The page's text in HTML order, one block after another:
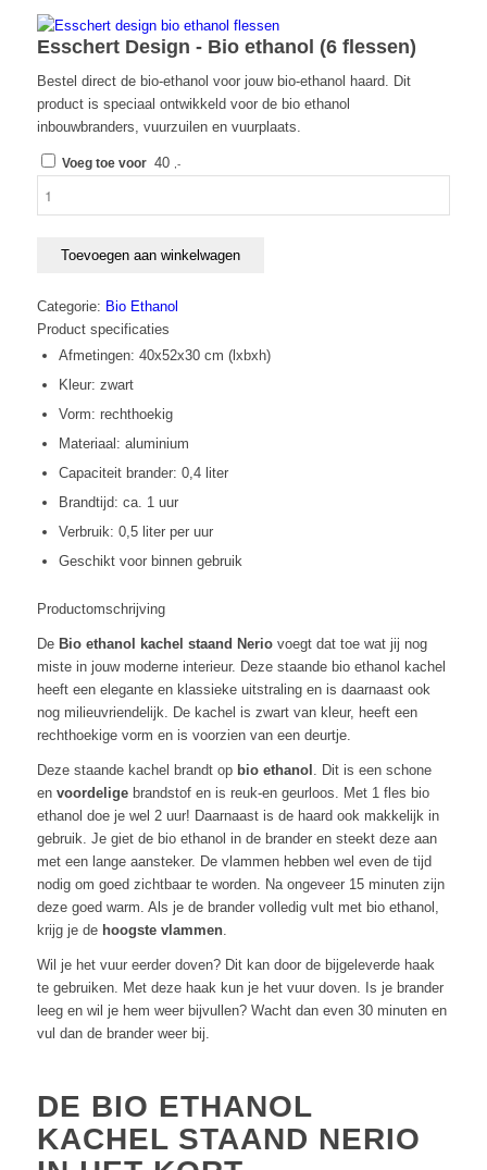
Esschert Design - Bio ethanol (6 flessen)
Bestel direct de bio-ethanol voor jouw bio-ethanol haard. Dit
product is speciaal ontwikkeld voor de bio ethanol
inbouwbranders, vuurzuilen en vuurplaats.
Voeg toe voor 40 ,-
staand
-
zwart
Toevoegen aan winkelwagen
Categorie: Bio Ethanol
Product specificaties
Afmetingen: 40x52x30 cm (lxbxh)
Kleur: zwart
Vorm: rechthoekig
Materiaal: aluminium
Capaciteit brander: 0,4 liter
Brandtijd: ca. 1 uur
Verbruik: 0,5 liter per uur
Geschikt voor binnen gebruik
Productomschrijving
De Bio ethanol kachel staand Nerio voegt dat toe wat jij nog
miste in jouw moderne interieur. Deze staande bio ethanol kachel
heeft een elegante en klassieke uitstraling en is daarnaast ook
nog milieuvriendelijk. De kachel is zwart van kleur, heeft een
rechthoekige vorm en is voorzien van een deurtje.
Deze staande kachel brandt op bio ethanol . Dit is een schone
en voordeligebrandstof en is reuk-en geurloos. Met 1 fles bio
ethanol doe je wel 2 uur! Daarnaast is de haard ook makkelijk in
gebruik. Je giet de bio ethanol in de brander en steekt deze aan
met een lange aansteker. De vlammen hebben wel even de tijd
nodig om goed zichtbaar te worden. Na ongeveer 15 minuten zijn
deze goed warm. Als je de brander volledig vult met bio ethanol,
krijg je de hoogste vlammen.
Wil je het vuur eerder doven? Dit kan door de bijgeleverde haak
te gebruiken. Met deze haak kun je het vuur doven. Is je brander
leeg en wil je hem weer bijvullen? Wacht dan even 30 minuten en
vul dan de brander weer bij.
DE BIO ETHANOL
KACHEL STAAND NERIO